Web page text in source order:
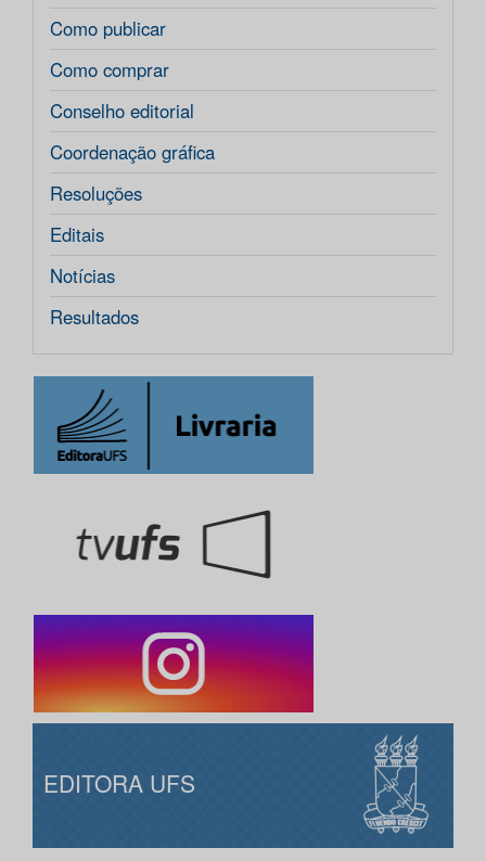
Como publicar
Como comprar
Conselho editorial
Coordenação gráfica
Resoluções
Editais
Notícias
Resultados
EDITORA UFS